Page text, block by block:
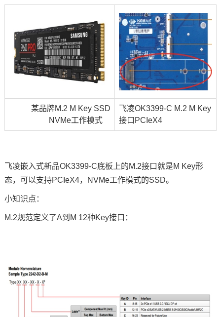
某品牌M.2 M Key SSD
NVMe工作模式
飞凌OK3399-C M.2 M Key
接口PCIeX4
飞凌嵌入式新品OK3399-C底板上的M.2接口就是M Key形
态，可以支持PCIeX4，NVMe工作模式的SSD。
小知识点：
M.2规范定义了A到M 12种Key接口：